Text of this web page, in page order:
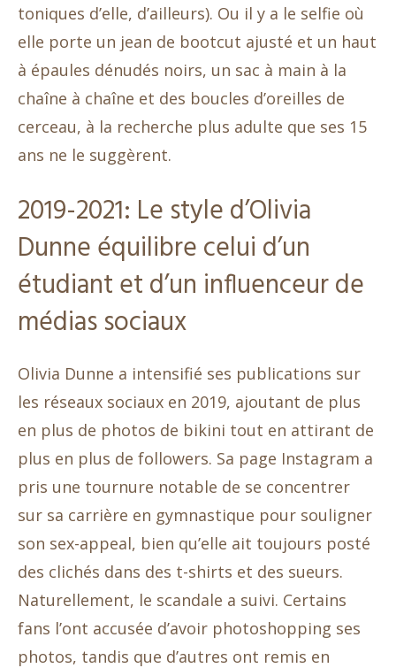
toniques d’elle, d’ailleurs). Ou il y a le selfie où
elle porte un jean de bootcut ajusté et un haut
à épaules dénudés noirs, un sac à main à la
chaîne à chaîne et des boucles d’oreilles de
cerceau, à la recherche plus adulte que ses 15
ans ne le suggèrent.
2019-2021: Le style d’Olivia
Dunne équilibre celui d’un
étudiant et d’un influenceur de
médias sociaux
Olivia Dunne a intensifié ses publications sur
les réseaux sociaux en 2019, ajoutant de plus
en plus de photos de bikini tout en attirant de
plus en plus de followers. Sa page Instagram a
pris une tournure notable de se concentrer
sur sa carrière en gymnastique pour souligner
son sex-appeal, bien qu’elle ait toujours posté
des clichés dans des t-shirts et des sueurs.
Naturellement, le scandale a suivi. Certains
fans l’ont accusée d’avoir photoshopping ses
photos, tandis que d’autres ont remis en